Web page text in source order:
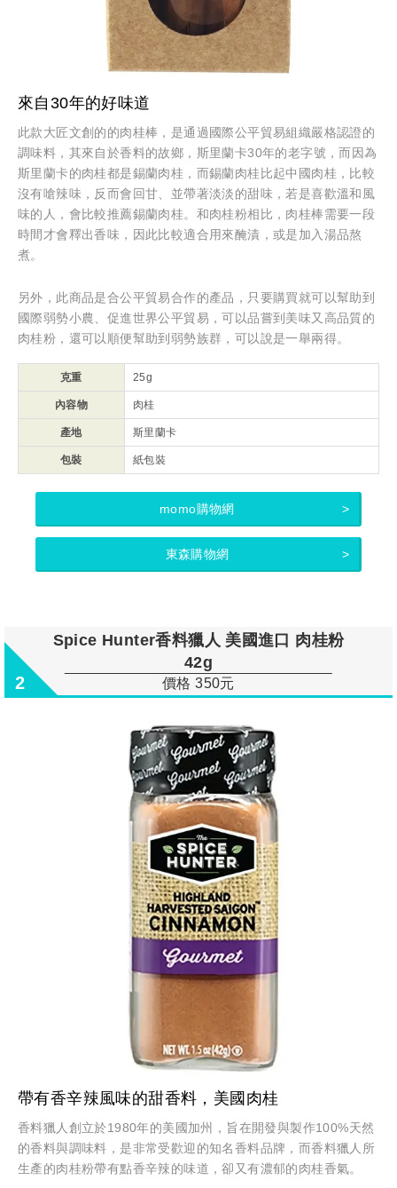
來自30年的好味道
此款大匠文創的的肉桂棒，是通過國際公平貿易組織嚴格認證的
調味料，其來自於香料的故鄉，斯里蘭卡30年的老字號，而因為
斯里蘭卡的肉桂都是錫蘭肉桂，而錫蘭肉桂比起中國肉桂，比較
沒有嗆辣味，反而會回甘、並帶著淡淡的甜味，若是喜歡溫和風
味的人，會比較推薦錫蘭肉桂。和肉桂粉相比，肉桂棒需要一段
時間才會釋出香味，因此比較適合用來醃漬，或是加入湯品熬
煮。
另外，此商品是合公平貿易合作的產品，只要購買就可以幫助到
國際弱勢小農、促進世界公平貿易，可以品嘗到美味又高品質的
肉桂粉，還可以順便幫助到弱勢族群，可以說是一舉兩得。
克重 25g
內容物 肉桂
產地 斯里蘭卡
包裝 紙包裝
momo購物網
東森購物網
2
Spice Hunter香料獵人 美國進口 肉桂粉
42g
價格 350元
帶有香辛辣風味的甜香料，美國肉桂
香料獵人創立於1980年的美國加州，旨在開發與製作100%天然
的香料與調味料，是非常受歡迎的知名香料品牌，而香料獵人所
生產的肉桂粉帶有點香辛辣的味道，卻又有濃郁的肉桂香氣。